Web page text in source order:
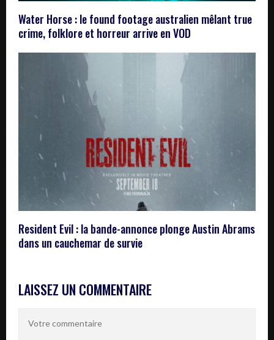
Water Horse : le found footage australien mêlant true
crime, folklore et horreur arrive en VOD
Resident Evil : la bande-annonce plonge Austin Abrams
dans un cauchemar de survie
LAISSEZ UN COMMENTAIRE